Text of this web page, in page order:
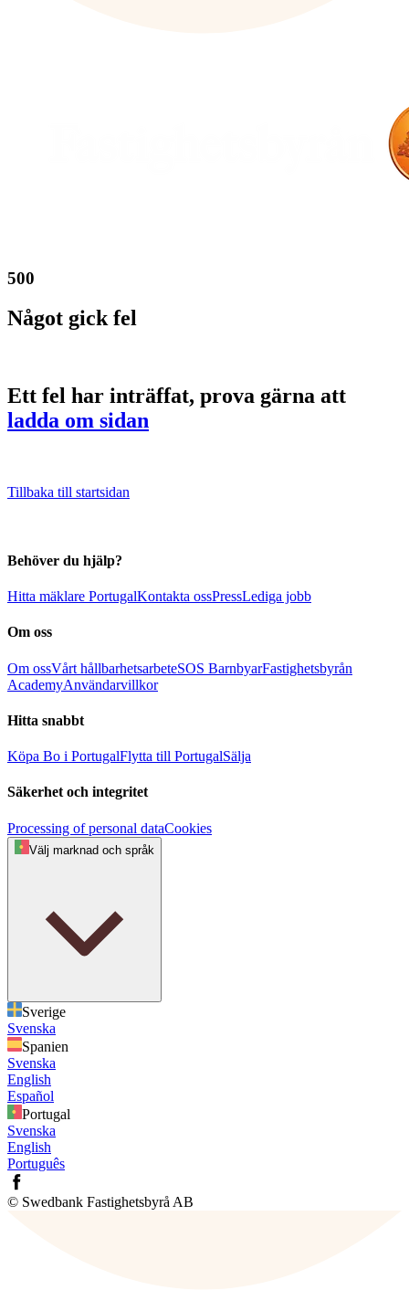
500
Något gick fel
Ett fel har inträffat, prova gärna att
ladda om sidan
Tillbaka till startsidan
Behöver du hjälp?
Hitta mäklare PortugalKontakta ossPressLediga jobb
Om oss
Om ossVårt hållbarhetsarbeteSOS BarnbyarFastighetsbyrån
AcademyAnvändarvillkor
Hitta snabbt
Köpa Bo i PortugalFlytta till PortugalSälja
Säkerhet och integritet
Processing of personal dataCookies
Välj marknad och språk
Sverige
Svenska
Spanien
Svenska
English
Español
Portugal
Svenska
English
Português
© Swedbank Fastighetsbyrå AB